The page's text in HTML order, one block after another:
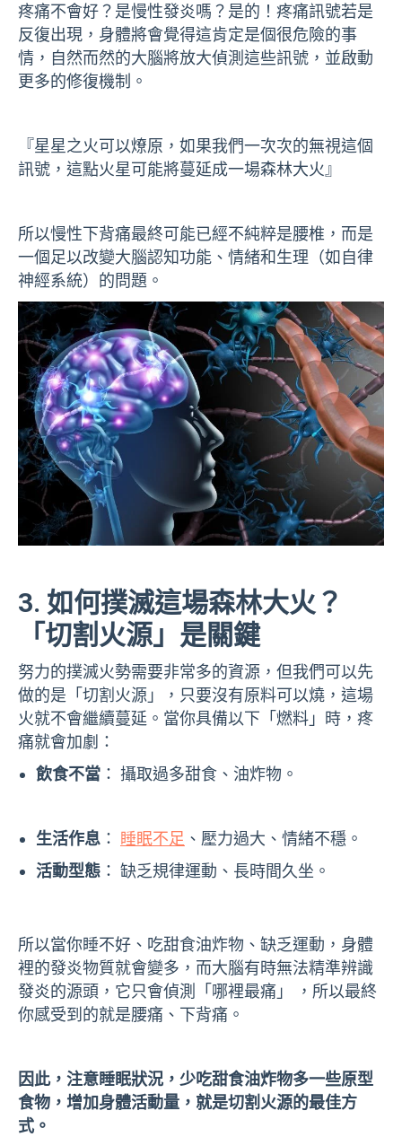
疼痛不會好？是慢性發炎嗎？是的！疼痛訊號若是
反復出現，身體將會覺得這肯定是個很危險的事
情，自然而然的大腦將放大偵測這些訊號，並啟動
更多的修復機制。
『星星之火可以燎原，如果我們一次次的無視這個
訊號，這點火星可能將蔓延成一場森林大火』
所以慢性下背痛最終可能已經不純粹是腰椎，而是
一個足以改變大腦認知功能、情緒和生理（如自律
神經系統）的問題。
3. 如何撲滅這場森林大火？
「切割火源」是關鍵
努力的撲滅火勢需要非常多的資源，但我們可以先
做的是「切割火源」，只要沒有原料可以燒，這場
火就不會繼續蔓延。當你具備以下「燃料」時，疼
痛就會加劇：
飲食不當 ： 攝取過多甜食、油炸物。
生活作息 ： 睡眠不足 、壓力過大、情緒不穩。
活動型態 ： 缺乏規律運動、長時間久坐。
所以當你睡不好、吃甜食油炸物、缺乏運動，身體
裡的發炎物質就會變多，而大腦有時無法精準辨識
發炎的源頭，它只會偵測「哪裡最痛」 ，所以最終
你感受到的就是腰痛、下背痛。
因此，注意睡眠狀況，少吃甜食油炸物多一些原型
食物，增加身體活動量，就是切割火源的最佳方
式。